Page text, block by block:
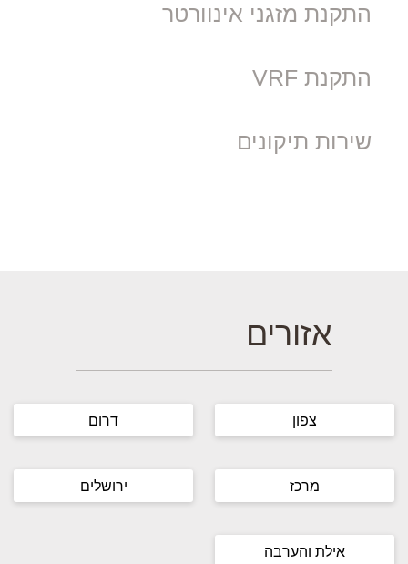
התקנת מזגני אינוורטר
התקנת VRF
שירות תיקונים
אזורים
צפון דרום
מרכז ירושלים
אילת והערבה